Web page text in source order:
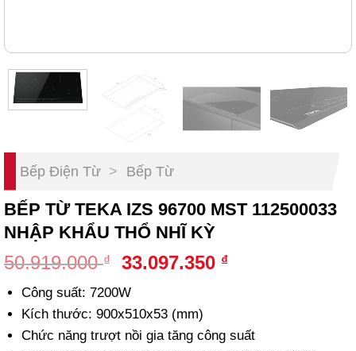
Bếp Điện Từ > Bếp Từ
BẾP TỪ TEKA IZS 96700 MST 112500033
NHẬP KHẨU THỔ NHĨ KỲ
50.919.000₫
Original
was:
50.919.000 ₫.
33.097.350 ₫Current
Công suất: 7200W
Kích thước: 900x510x53 (mm)
Chức năng trượt nồi gia tăng công suất